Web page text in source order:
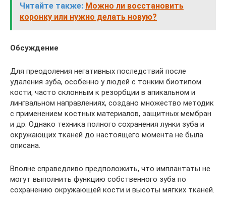
Читайте также: Можно ли восстановить
коронку или нужно делать новую?
Обсуждение
Для преодоления негативных последствий после
удаления зуба, особенно у людей с тонким биотипом
кости, часто склонным к резорбции в апикальном и
лингвальном направлениях, создано множество методик
с применением костных материалов, защитных мембран
и др. Однако техника полного сохранения лунки зуба и
окружающих тканей до настоящего момента не была
описана.
Вполне справедливо предположить, что имплантаты не
могут выполнить функцию собственного зуба по
сохранению окружающей кости и высоты мягких тканей.